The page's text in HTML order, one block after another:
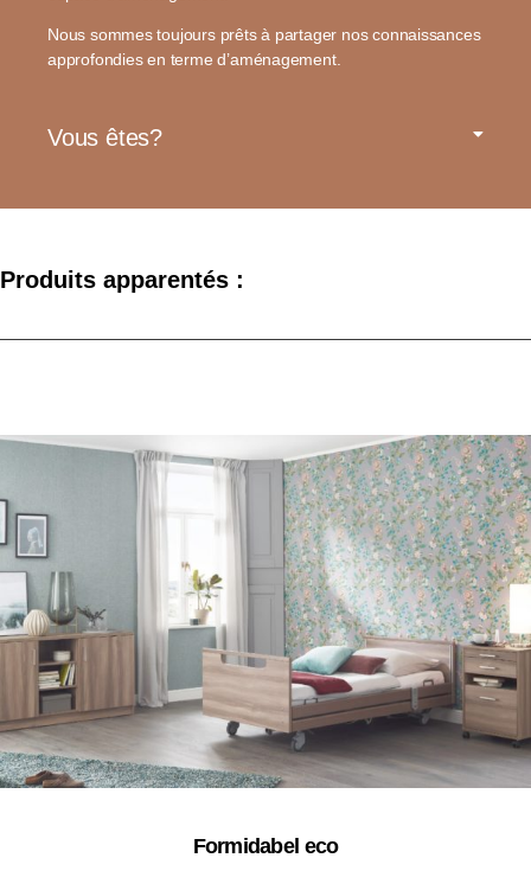
Nous sommes toujours prêts à partager nos connaissances
approfondies en terme d’aménagement.
Vous êtes?
Produits apparentés :
Formidabel eco